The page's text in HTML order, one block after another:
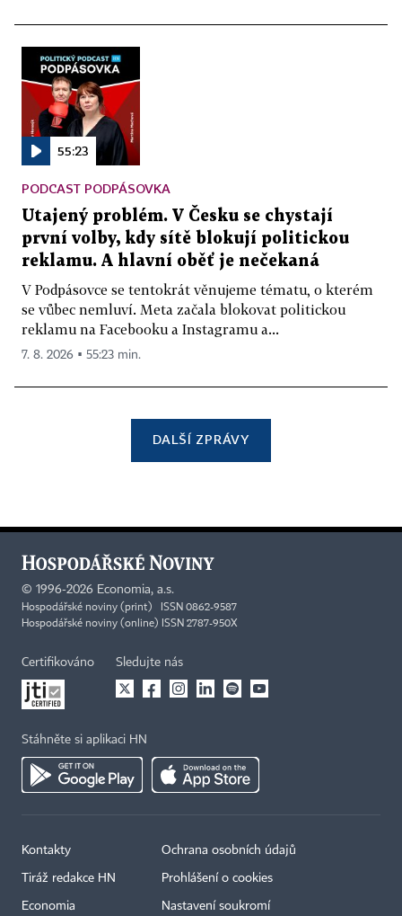
55:23
PODCAST PODPÁSOVKA
Utajený problém. V Česku se chystají
první volby, kdy sítě blokují politickou
reklamu. A hlavní oběť je nečekaná
V Podpásovce se tentokrát věnujeme tématu, o kterém
se vůbec nemluví. Meta začala blokovat politickou
reklamu na Facebooku a Instagramu a...
7. 8. 2026 ▪ 55:23 min.
DALŠÍ ZPRÁVY
© 1996-2026 Economia, a.s.
Hospodářské noviny (print) ISSN 0862-9587
Hospodářské noviny (online) ISSN 2787-950X
Certifikováno Sledujte nás
Stáhněte si aplikaci HN
Kontakty
Tiráž redakce HN
Economia
Ochrana osobních údajů
Prohlášení o cookies
Nastavení soukromí